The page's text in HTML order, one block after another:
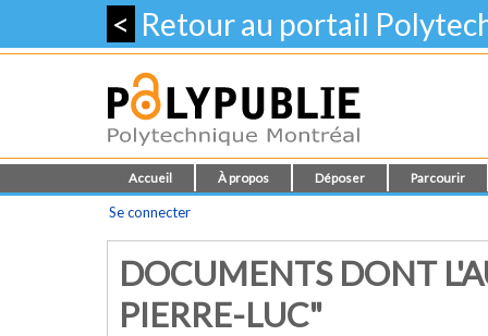
< Retour au portail
Accueil À propos Déposer Parcourir
Se connecter
DOCUMENTS DONT
PIERRE-LUC"